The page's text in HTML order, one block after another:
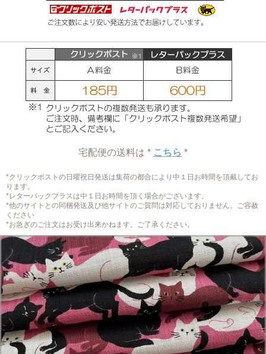
宅配便の送料は * こちら *
*クリックポストの日曜祝日発送は集荷の都合により中１日お時間を頂戴してお
ります。
*レターパックプラスは中１日お時間を頂く場合がございます。
*他のサイトとの同梱発送及び他サイトのご質問は対応しておりません。ご容赦
ください
*お急ぎのご注文はお受け出来かねます。ご了承ください。